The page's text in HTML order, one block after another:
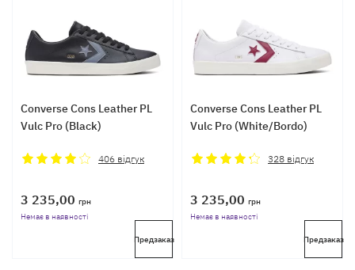
Converse Cons Leather PL
Vulc Pro (Black)
406 відгук
3 235,00 грн
Немає в наявності
Предзаказ
Converse Cons Leather PL
Vulc Pro (White/Bordo)
328 відгук
3 235,00 грн
Немає в наявності
Предзаказ